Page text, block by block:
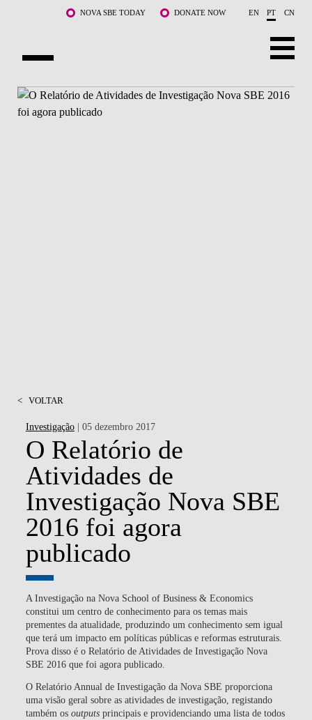
Saltar para o conteúdo principalNOVA SBE TODAY DONATE NOW EN PT CN
SOBRE NÓS
< VOLTAR
Investigação| 05 dezembro 2017
O Relatório de
Atividades de
Investigação Nova SBE
2016 foi agora
publicado
A Investigação na Nova School of Business & Economics
constitui um centro de conhecimento para os temas mais
prementes da atualidade, produzindo um conhecimento sem igual
que terá um impacto em políticas públicas e reformas estruturais.
Prova disso é o Relatório de Atividades de Investigação Nova
SBE 2016 que foi agora publicado.
O Relatório Annual de Investigação da Nova SBE proporciona
uma visão geral sobre as atividades de investigação, registando
também os outputsprincipais e providenciando uma lista de todos